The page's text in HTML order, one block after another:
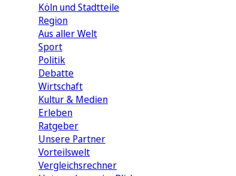
Köln und Stadtteile
Region
Aus aller Welt
Sport
Politik
Debatte
Wirtschaft
Kultur & Medien
Erleben
Ratgeber
Unsere Partner
Vorteilswelt
Vergleichsrechner